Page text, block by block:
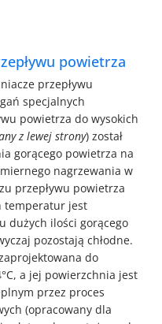
powietrza
przepływu
specjalnych
powietrza do wysokich
z lewej strony) został
gorącego powietrza na
nagrzewania w
przepływu powietrza
temperatur jest
dużych ilości gorącego
pozostają chłodne.
do
a jej powierzchnia jest
przez proces
(opracowany dla